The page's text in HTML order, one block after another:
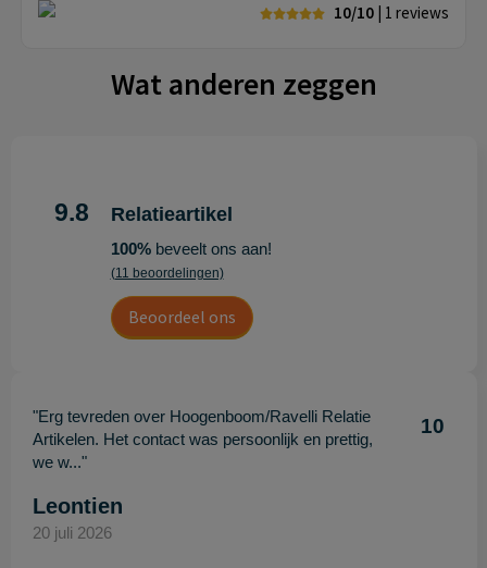
10/10 | 1 reviews
Wat anderen zeggen
9.8 Relatieartikel
100%beveelt ons aan!
(11 beoordelingen)
Beoordeel ons
"Erg tevreden over Hoogenboom/Ravelli Relatie
Artikelen. Het contact was persoonlijk en prettig,
we w..."
10
Leontien
20 juli 2026